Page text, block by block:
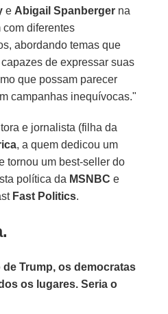
e Abigail Spanberger na
com diferentes
abordando temas que
de expressar suas
que possam parecer
campanhas inequívocas."
e jornalista (filha da
, a quem dedicou um
tornou um best-seller do
política da MSNBC e
Fast Politics.
Trump, os democratas
os lugares. Seria o